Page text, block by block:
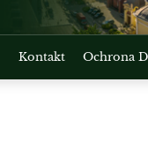
Kontakt Ochrona